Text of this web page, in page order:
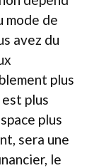
mode de
avez du
plus
plus
plus
sera une
le